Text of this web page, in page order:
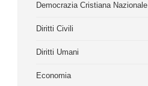
Democrazia Cristiana Nazionale
Diritti Civili
Diritti Umani
Economia